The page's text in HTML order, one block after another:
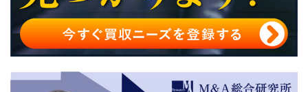
廃業を検討する飲食店もM&Aは可能
飲食店は廃業よりM&Aがおすすめ